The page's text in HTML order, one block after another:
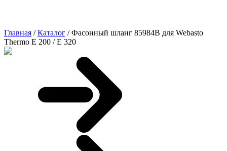
Главная / Каталог / Фасонный шланг 85984B для Webasto
Thermo Е 200 / Е 320